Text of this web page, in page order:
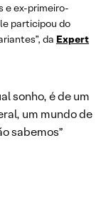
e ex-primeiro-
participou do
da Expert
sonho, é de um
um mundo de
sabemos”